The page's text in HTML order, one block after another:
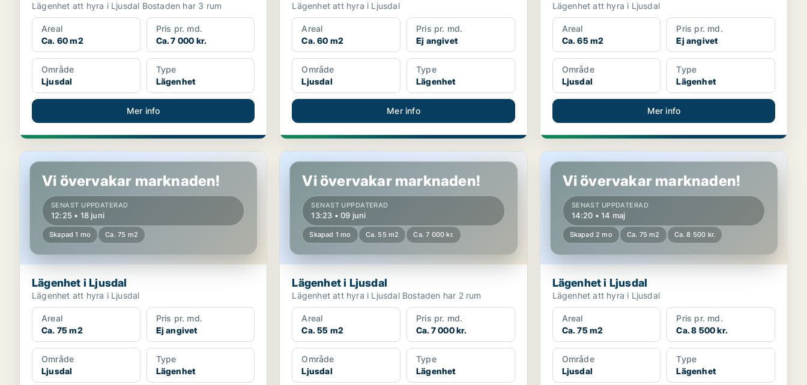
Lägenhet att hyra i Ljusdal Bostaden har 3 rum
Areal
Ca. 60 m2
Pris pr. md.
Ca. 7 000 kr.
Område
Ljusdal
Type
Lägenhet
Mer info
Lägenhet att hyra i Ljusdal
Areal
Ca. 60 m2
Pris pr. md.
Ej angivet
Område
Ljusdal
Type
Lägenhet
Mer info
Lägenhet att hyra i Ljusdal
Areal
Ca. 65 m2
Pris pr. md.
Ej angivet
Område
Ljusdal
Type
Lägenhet
Mer info
Lägenhet i Ljusdal
Vi övervakar marknaden!
SENAST UPPDATERAD
12:25 • 18 juni
Skapad 1 mo Ca. 75 m2
Lägenhet i Ljusdal
Lägenhet att hyra i Ljusdal
Areal
Ca. 75 m2
Pris pr. md.
Ej angivet
Område
Ljusdal
Type
Lägenhet
Lägenhet i Ljusdal
Vi övervakar marknaden!
SENAST UPPDATERAD
13:23 • 09 juni
Skapad 1 mo Ca. 55 m2 Ca. 7 000 kr.
Lägenhet i Ljusdal
Lägenhet att hyra i Ljusdal Bostaden har 2 rum
Areal
Ca. 55 m2
Pris pr. md.
Ca. 7 000 kr.
Område
Ljusdal
Type
Lägenhet
Lägenhet i Ljusdal
Vi övervakar marknaden!
SENAST UPPDATERAD
14:20 • 14 maj
Skapad 2 mo Ca. 75 m2 Ca. 8 500 kr.
Lägenhet i Ljusdal
Lägenhet att hyra i Ljusdal
Areal
Ca. 75 m2
Pris pr. md.
Ca. 8 500 kr.
Område
Ljusdal
Type
Lägenhet